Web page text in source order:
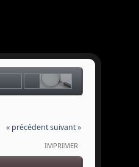
« précédentsuivant »
IMPRIMER